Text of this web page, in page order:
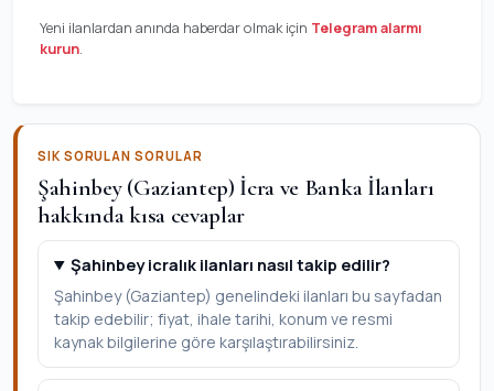
Yeni ilanlardan anında haberdar olmak için Telegram alarmı
kurun.
SIK SORULAN SORULAR
Şahinbey (Gaziantep) İcra ve Banka İlanları
hakkında kısa cevaplar
Şahinbey icralık ilanları nasıl takip edilir?
Şahinbey (Gaziantep) genelindeki ilanları bu sayfadan
takip edebilir; fiyat, ihale tarihi, konum ve resmi
kaynak bilgilerine göre karşılaştırabilirsiniz.